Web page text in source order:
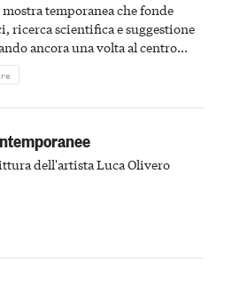
temporanea che fonde
ricerca scientifica e suggestione
ancora una volta al centro
meraviglie del passato astigiano
dell'artista Luca Olivero